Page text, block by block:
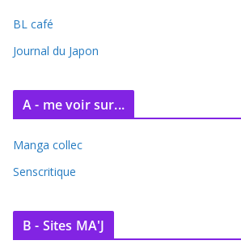
v
e
BL café
Journal du Japon
A - me voir sur...
Manga collec
Senscritique
B - Sites MA'J